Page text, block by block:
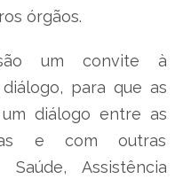
órgãos.
são um convite à
para que as
diálogo entre as
e com outras
Assistência